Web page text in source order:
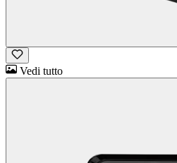
Vedi tutto